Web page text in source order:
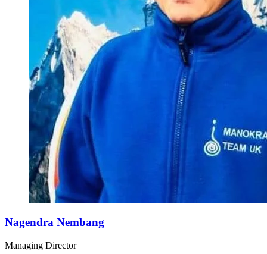
Nagendra Nembang
Managing Director